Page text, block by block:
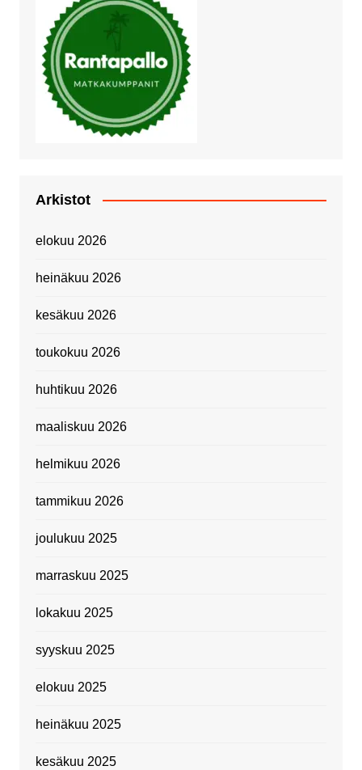
Arkistot
elokuu 2026
heinäkuu 2026
kesäkuu 2026
toukokuu 2026
huhtikuu 2026
maaliskuu 2026
helmikuu 2026
tammikuu 2026
joulukuu 2025
marraskuu 2025
lokakuu 2025
syyskuu 2025
elokuu 2025
heinäkuu 2025
kesäkuu 2025